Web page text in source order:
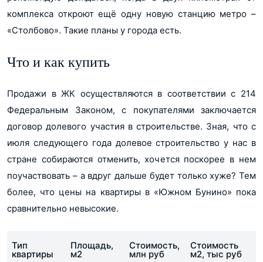
комплекса откроют ещё одну новую станцию метро –
«Столбово». Такие планы у города есть.
Что и как купить
Продажи в ЖК осуществляются в соответствии с 214
Федеральным Законом, с покупателями заключается
договор долевого участия в строительстве. Зная, что с
июля следующего года долевое строительство у нас в
стране собираются отменить, хочется поскорее в нем
поучаствовать – а вдруг дальше будет только хуже? Тем
более, что цены на квартиры в «Южном Бунино» пока
сравнительно невысокие.
Тип
квартиры
Площадь,
м2
Стоимость,
млн руб
Стоимость
м2, тыс руб